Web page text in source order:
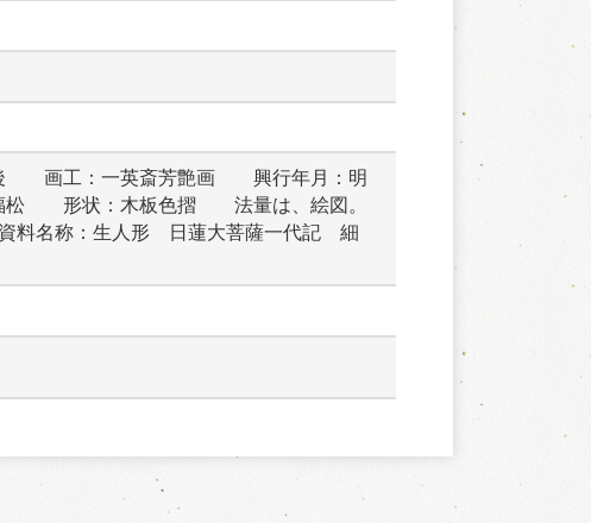
　画工：一英斎芳艶画　　興行年月：明
　　形状：木板色摺　　法量は、絵図。
料名称：生人形　日蓮大菩薩一代記　細